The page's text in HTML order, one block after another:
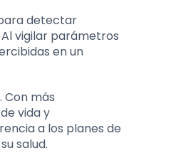
detectar
vigilar parámetros
en un
Con más
vida y
a los planes de
salud.